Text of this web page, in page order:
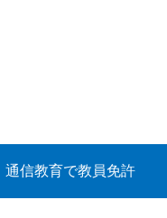
通信教育で教員免許